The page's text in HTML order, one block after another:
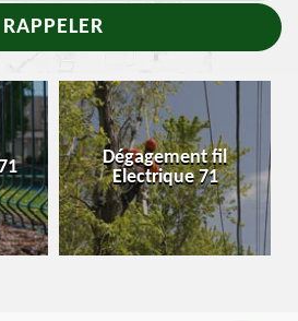
Dégagement fil
Electrique 71